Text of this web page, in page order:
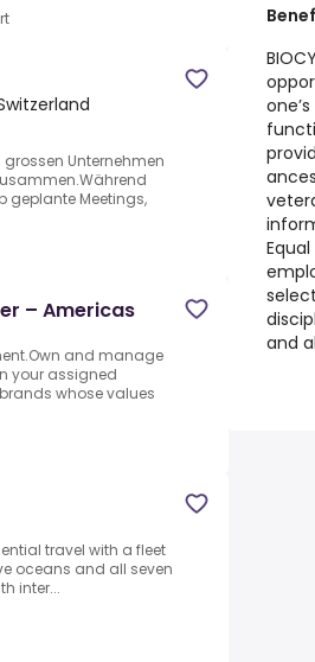
Unternehmen
geplante Meetings,
– Americas
and manage
your assigned
whose values
travel with a fleet
oceans and all seven
inter...
and